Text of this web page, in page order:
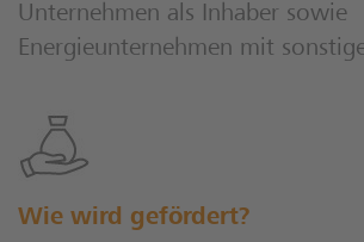
Unternehmen als Inhaber sowie
Energieunternehmen mit
Wie wird gefördert?